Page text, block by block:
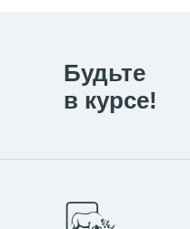
Будьте
в курсе!